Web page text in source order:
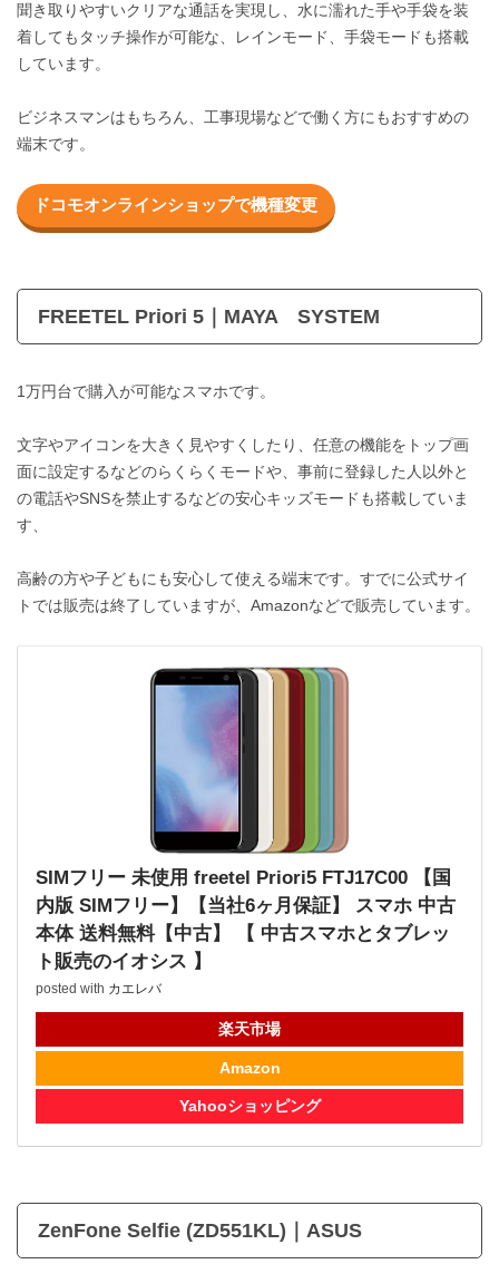
聞き取りやすいクリアな通話を実現し、水に濡れた手や手袋を装
着してもタッチ操作が可能な、レインモード、手袋モードも搭載
しています。
ビジネスマンはもちろん、工事現場などで働く方にもおすすめの
端末です。
ドコモオンラインショップで機種変更
FREETEL Priori 5｜MAYA SYSTEM
1万円台で購入が可能なスマホです。
文字やアイコンを大きく見やすくしたり、任意の機能をトップ画
面に設定するなどのらくらくモードや、事前に登録した人以外と
の電話やSNSを禁止するなどの安心キッズモードも搭載していま
す、
高齢の方や子どもにも安心して使える端末です。すでに公式サイ
トでは販売は終了していますが、Amazonなどで販売しています。
SIMフリー 未使用 freetel Priori5 FTJ17C00 【国
内版 SIMフリー】【当社6ヶ月保証】 スマホ 中古
本体 送料無料【中古】 【 中古スマホとタブレッ
ト販売のイオシス 】
posted with カエレバ
楽天市場
Amazon
Yahooショッピング
ZenFone Selfie (ZD551KL)｜ASUS